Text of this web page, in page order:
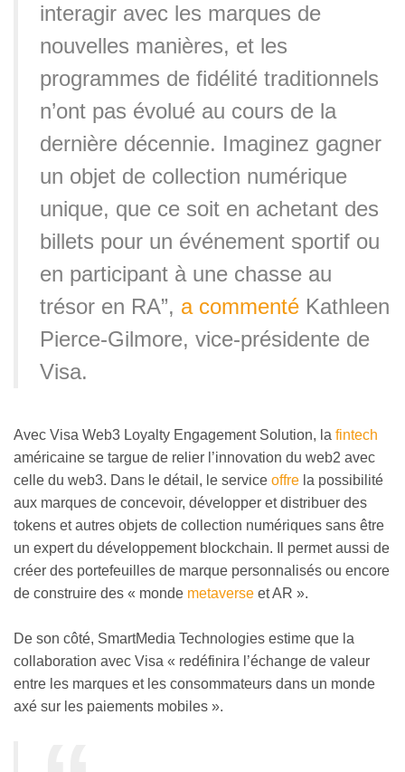
interagir avec les marques de
nouvelles manières, et les
programmes de fidélité traditionnels
n’ont pas évolué au cours de la
dernière décennie. Imaginez gagner
un objet de collection numérique
unique, que ce soit en achetant des
billets pour un événement sportif ou
en participant à une chasse au
trésor en RA”, a commenté Kathleen
Pierce-Gilmore, vice-présidente de
Visa.
Avec Visa Web3 Loyalty Engagement Solution, la fintech
américaine se targue de relier l’innovation du web2 avec
celle du web3. Dans le détail, le service offre la possibilité
aux marques de concevoir, développer et distribuer des
tokens et autres objets de collection numériques sans être
un expert du développement blockchain. Il permet aussi de
créer des portefeuilles de marque personnalisés ou encore
de construire des « monde metaverse et AR ».
De son côté, SmartMedia Technologies estime que la
collaboration avec Visa « redéfinira l’échange de valeur
entre les marques et les consommateurs dans un monde
axé sur les paiements mobiles ».